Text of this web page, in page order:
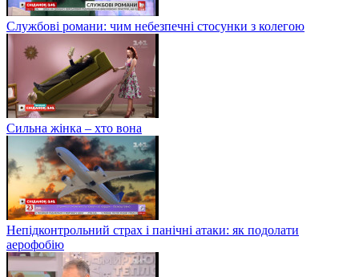
Службові романи: чим небезпечні стосунки з колегою
Сильна жінка – хто вона
Непідконтрольний страх і панічні атаки: як подолати
аерофобію